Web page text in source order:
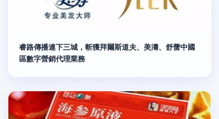
睿路傳播連下三城，斬獲拜爾斯道夫、美濤、舒蕾中國
區數字營銷代理業務